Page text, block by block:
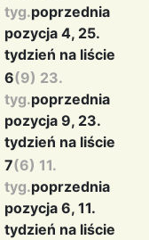
tyg.poprzednia
pozycja 4, 25.
tydzień na liście
6(9) 23.
tyg.poprzednia
pozycja 9, 23.
tydzień na liście
7(6) 11.
tyg.poprzednia
pozycja 6, 11.
tydzień na liście